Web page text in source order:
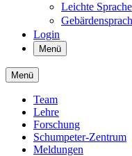
Leichte Sprache
Login
Menü
Menü
Team
Lehre
Forschung
Schumpeter-Zentrum
Meldungen